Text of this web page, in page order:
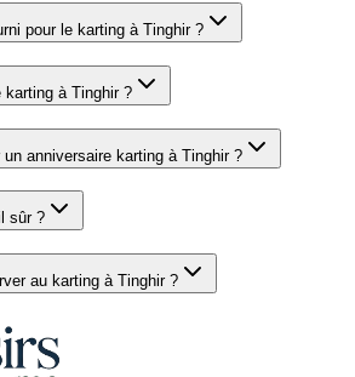
pour le karting à Tinghir ?
karting à Tinghir ?
anniversaire karting à Tinghir ?
sûr ?
au karting à Tinghir ?